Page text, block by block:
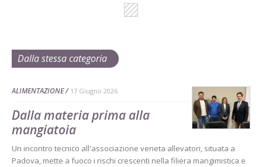
Dalla stessa categoria
ALIMENTAZIONE 17 Giugno 2026
Dalla materia prima alla
mangiatoia
Un incontro tecnico all'associazione veneta allevatori, situata a
Padova, mette a fuoco i rischi crescenti nella filiera mangimistica e